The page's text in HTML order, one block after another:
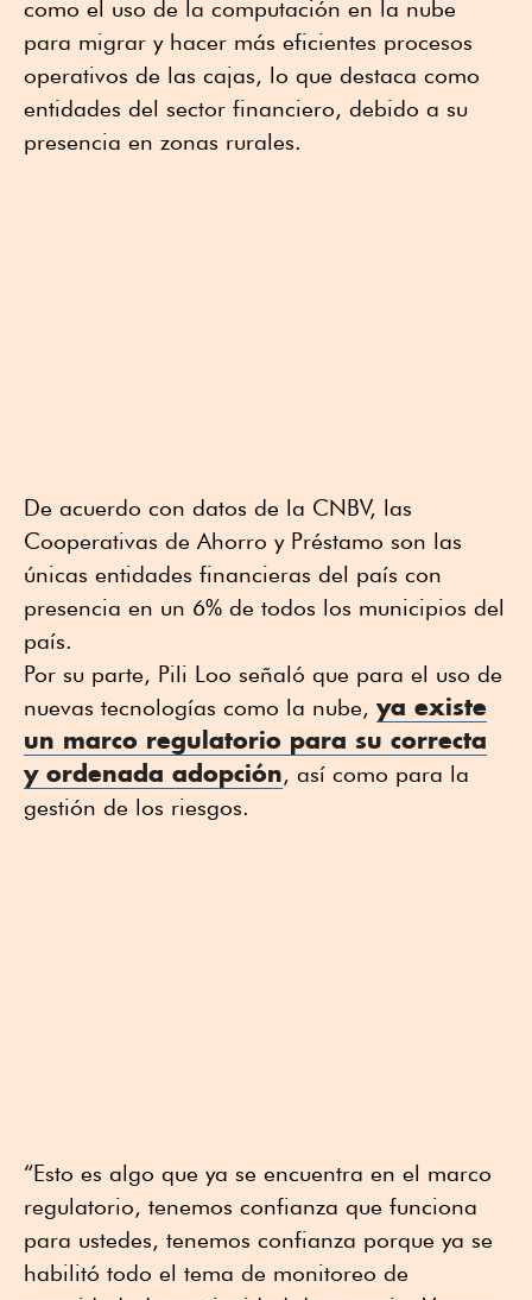
como el uso de la computación en la nube
para migrar y hacer más eficientes procesos
operativos de las cajas, lo que destaca como
entidades del sector financiero, debido a su
presencia en zonas rurales.
De acuerdo con datos de la CNBV, las
Cooperativas de Ahorro y Préstamo son las
únicas entidades financieras del país con
presencia en un 6% de todos los municipios del
país.
Por su parte, Pili Loo señaló que para el uso de
nuevas tecnologías como la nube, ya existe
un marco regulatorio para su correcta
y ordenada adopción, así como para la
gestión de los riesgos.
“Esto es algo que ya se encuentra en el marco
regulatorio, tenemos confianza que funciona
para ustedes, tenemos confianza porque ya se
habilitó todo el tema de monitoreo de